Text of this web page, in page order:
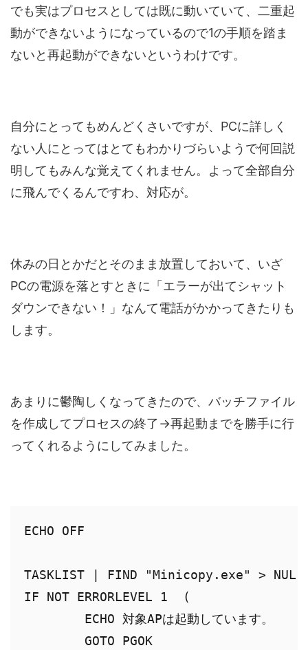
でも実はプロセスとしては既に動いていて、二重起
動ができないようになっているので1の手順を踏ま
ないと再起動ができないというわけです。
自分にとってもめんどくさいですが、PCに詳しく
ない人にとってはとてもわかりづらいようで何回説
明してもみんな覚えてくれません。よって全部自分
に飛んでくるんですわ、対応が。
休みの日とかだとそのまま放置しておいて、いざ
PCの電源を落とすときに「エラーが出てシャット
ダウンできない！」なんて電話がかかってきたりも
します。
あまりに鬱陶しくなってきたので、バッチファイル
を作成してプロセスの終了→再起動までを勝手に行
ってくれるようにしてみました。
ECHO OFF
TASKLIST | FIND "Minicopy.exe" > NUL
IF NOT ERRORLEVEL 1  (